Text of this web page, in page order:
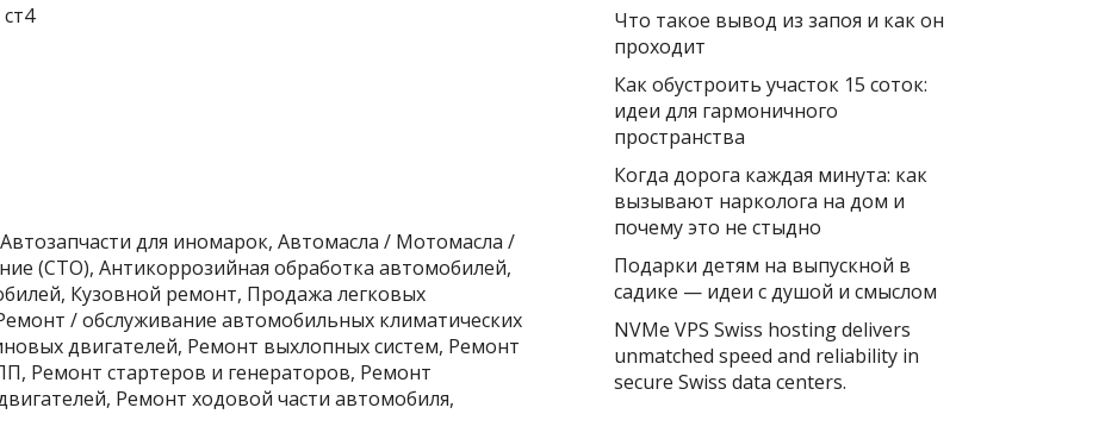
для иномарок, Автомасла / Мотомасла /
(СТО), Антикоррозийная обработка автомобилей,
Кузовной ремонт, Продажа легковых
/ обслуживание автомобильных климатических
двигателей, Ремонт выхлопных систем, Ремонт
Ремонт стартеров и генераторов, Ремонт
Ремонт ходовой части автомобиля,
Что такое вывод из запоя и как он
проходит
Как обустроить участок 15 соток:
идеи для гармоничного
пространства
Когда дорога каждая минута: как
вызывают нарколога на дом и
почему это не стыдно
Подарки детям на выпускной в
садике — идеи с душой и смыслом
NVMe VPS Swiss hosting delivers
unmatched speed and reliability in
secure Swiss data centers.